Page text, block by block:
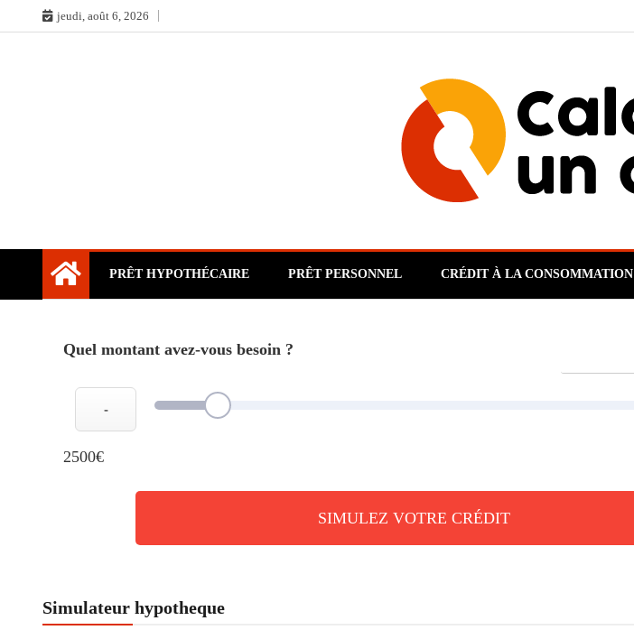
to
jeudi, août 6, 2026
PRÊT HYPOTHÉCAIRE PRÊT PERSONNEL CRÉDIT À LA CONSOMMATION
Quel montant avez-vous besoin ?
-
2500€
SIMULEZ VOTRE CRÉDIT
Simulateur hypotheque